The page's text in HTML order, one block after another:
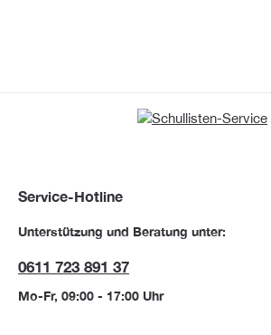
Service-Hotline
Unterstützung und Beratung unter:
0611 723 891 37
Mo-Fr, 09:00 - 17:00 Uhr